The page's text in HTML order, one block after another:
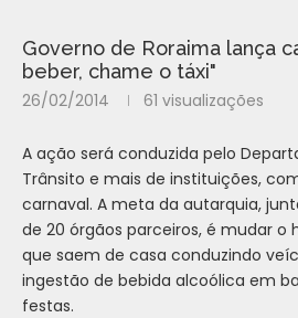
Governo de Roraima lança
beber, chame o táxi"
26/02/2014 61 visualizações
A ação será conduzida pelo
Trânsito e mais de instituições,
carnaval. A meta da autarquia,
de 20 órgãos parceiros, é mudar o
que saem de casa conduzindo
ingestão de bebida alcoólica em
festas.